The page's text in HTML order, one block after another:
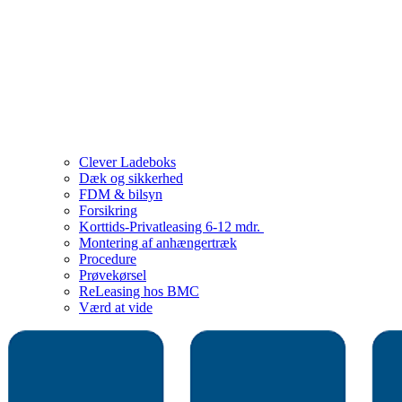
Clever Ladeboks
Dæk og sikkerhed
FDM & bilsyn
Forsikring
Korttids-Privatleasing 6-12 mdr.
Montering af anhængertræk
Procedure
Prøvekørsel
ReLeasing hos BMC
Værd at vide